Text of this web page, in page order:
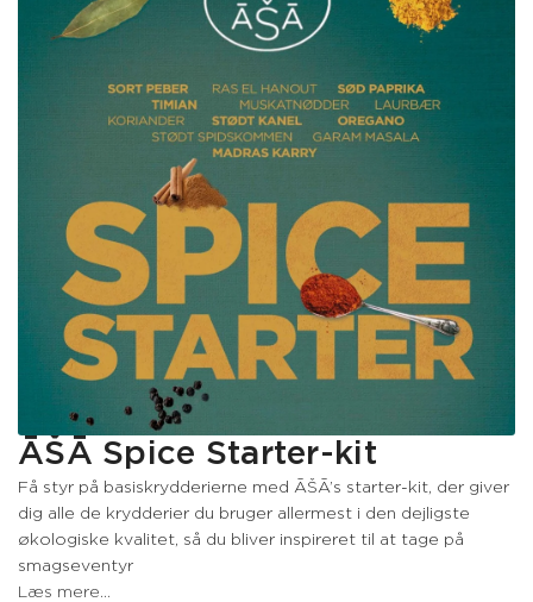
ĀŠĀ Spice Starter-kit
Få styr på basiskrydderierne med ĀŠĀ’s starter-kit, der giver
dig alle de krydderier du bruger allermest i den dejligste
økologiske kvalitet, så du bliver inspireret til at tage på
smagseventyr
Læs mere...